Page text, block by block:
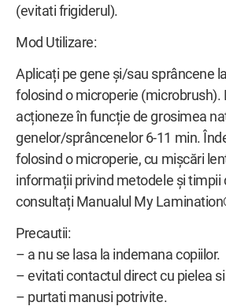
(evitati frigiderul).
Mod Utilizare:
Aplicați pe gene și/sau sprâncene
folosind o microperie (microbrush).
acționeze în funcție de grosimea
genelor/sprâncenelor 6-11 min.
folosind o microperie, cu mișcări
informații privind metodele și timpii
consultați Manualul My
Precautii:
– a nu se lasa la indemana copiilor.
– evitati contactul direct cu pielea
– purtati manusi potrivite.